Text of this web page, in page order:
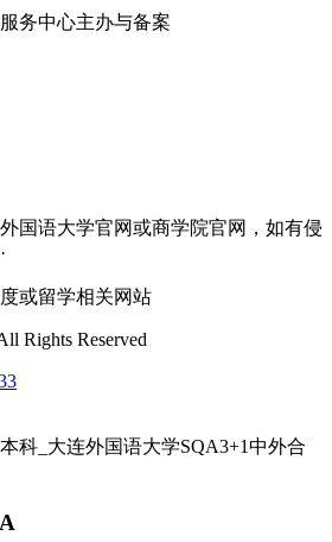
务中心主办与备案
国语大学官网或商学院官网，如有侵
或留学相关网站
Rights Reserved